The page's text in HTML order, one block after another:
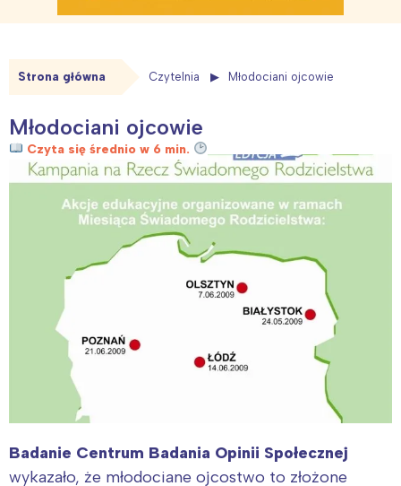
Strona główna Czytelnia Młodociani ojcowie
Młodociani ojcowie
Czyta się średnio w 6 min.
Badanie Centrum Badania Opinii Społecznej
wykazało, że młodociane ojcostwo to złożone